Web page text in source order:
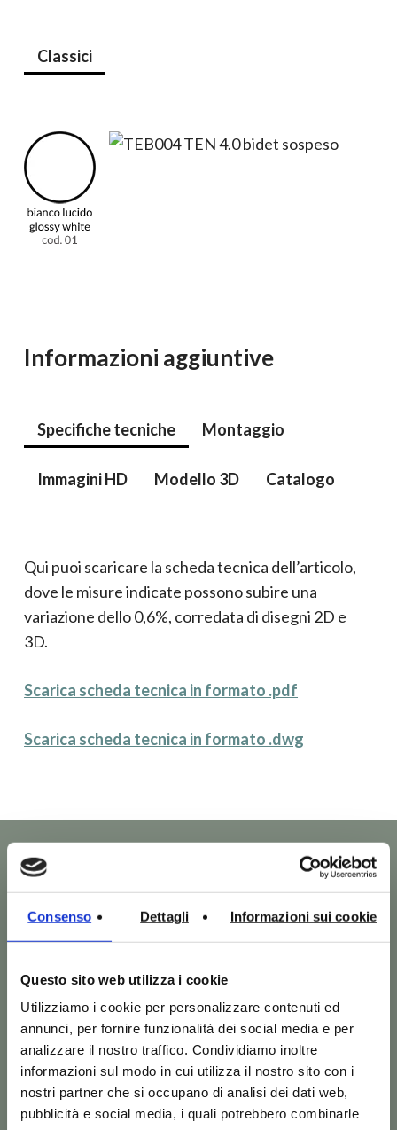
Consenso Dettagli Informazioni sui cookie
Questo sito web utilizza i cookie
Utilizziamo i cookie per personalizzare contenuti ed
annunci, per fornire funzionalità dei social media e per
analizzare il nostro traffico. Condividiamo inoltre
informazioni sul modo in cui utilizza il nostro sito con i
nostri partner che si occupano di analisi dei dati web,
pubblicità e social media, i quali potrebbero combinarle
Classici
Informazioni aggiuntive
Specifiche tecniche Montaggio
Immagini HD Modello 3D Catalogo
Qui puoi scaricare la scheda tecnica dell’articolo,
dove le misure indicate possono subire una
variazione dello 0,6%, corredata di disegni 2D e
3D.
Scarica scheda tecnica in formato .pdf
Scarica scheda tecnica in formato .dwg
Altri prodotti della
collezione Ten che
potrebbero interessarti
Vedi tutti i prodotti Ten